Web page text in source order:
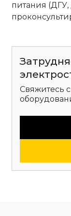
питания
Свяжитесь